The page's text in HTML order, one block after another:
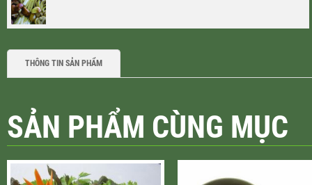
THÔNG TIN SẢN PHẨM
SẢN PHẨM CÙNG MỤC